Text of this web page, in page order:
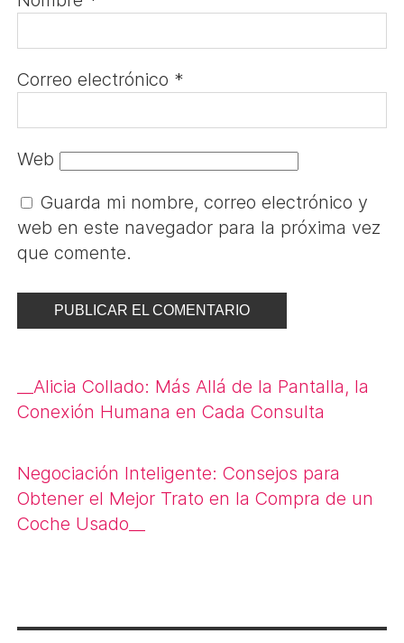
Correo electrónico *
Web
Guarda mi nombre, correo electrónico y
web en este navegador para la próxima vez
que comente.
Navegación
de
Alicia Collado: Más Allá de la Pantalla, la
Conexión Humana en Cada Consulta
Negociación Inteligente: Consejos para
Obtener el Mejor Trato en la Compra de un
Coche Usado